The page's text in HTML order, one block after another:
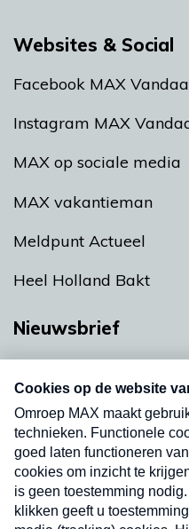
Websites & Social
Facebook MAX
Instagram MAX
MAX op sociale media
MAX vakantieman
Meldpunt Actueel
Heel Holland Bakt
Nieuwsbrief
nieuwsbrief. Elke
uw mailbox.